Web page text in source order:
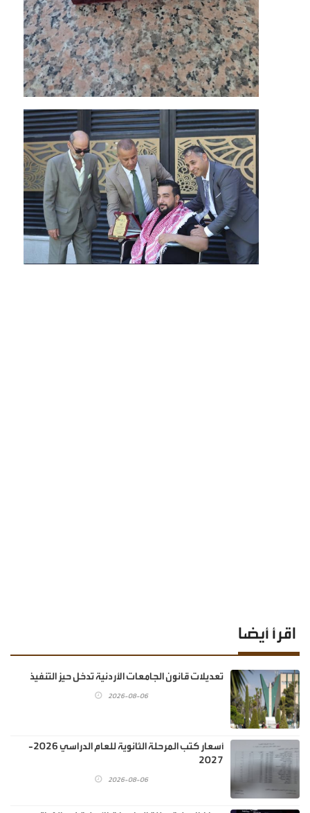
اقرأ أيضا
تعديلات قانون الجامعات الأردنية تدخل حيز التنفيذ
2026-08-06
أسعار كتب المرحلة الثانوية للعام الدراسي 2026-
2027
2026-08-06